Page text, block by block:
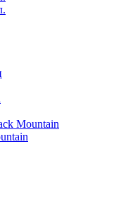
Mountain